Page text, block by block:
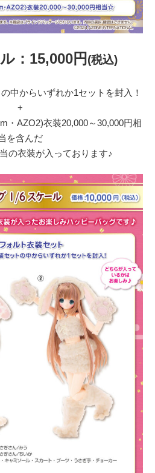
：15,000円 (税込)
中からいずれか1セットを封入！
+
・AZO2)衣装20,000～30,000円相
を含んだ
の衣装が入っております♪